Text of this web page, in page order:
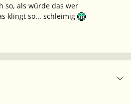
so, als würde das wer
klingt so... schleimig